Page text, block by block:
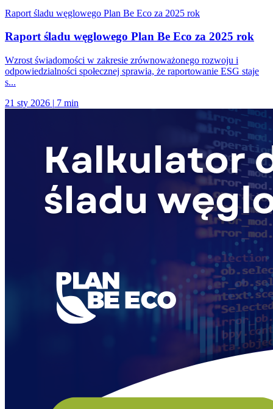
Raport śladu węglowego Plan Be Eco za 2025 rok
Raport śladu węglowego Plan Be Eco za 2025 rok
Wzrost świadomości w zakresie zrównoważonego rozwoju i
odpowiedzialności społecznej sprawia, że raportowanie ESG staje
s...
21 sty 2026 | 7 min